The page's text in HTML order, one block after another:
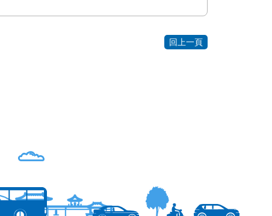
回上一頁